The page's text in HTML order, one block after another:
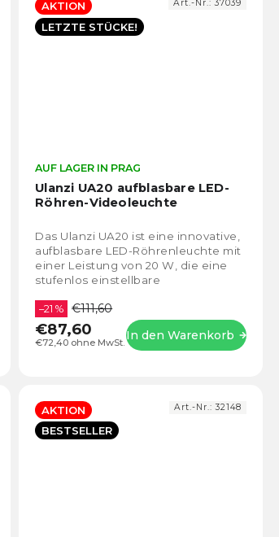
durchschnittliche
Produktbewertung
Sternen.
AKTION
LETZTE STÜCKE!
Ulanzi UA20 aufblasbare LED-
Röhren-Videoleuchte
AUF LAGER IN PRAG
€72,40 ohne MwSt.
–21 % €111,60
€87,60 In den Warenkorb
Das Ulanzi UA20 ist eine innovative,
aufblasbare LED-Röhrenleuchte mit
einer Leistung von 20 W, die eine
stufenlos einstellbare
K und eine...
Art.-Nr.:37039
AKTION
BESTSELLER
Art.-Nr.:32148